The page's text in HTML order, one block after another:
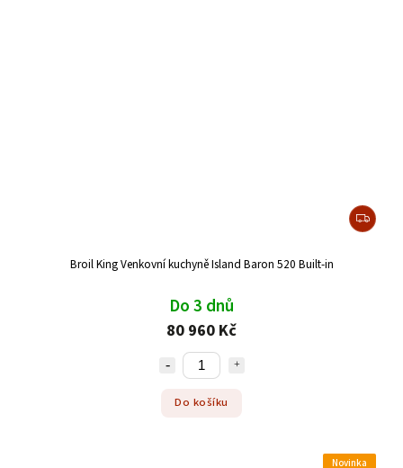
Broil King Venkovní kuchyně Island Baron 520 Built-in
Do 3 dnů
80 960 Kč
Do košíku
Novinka